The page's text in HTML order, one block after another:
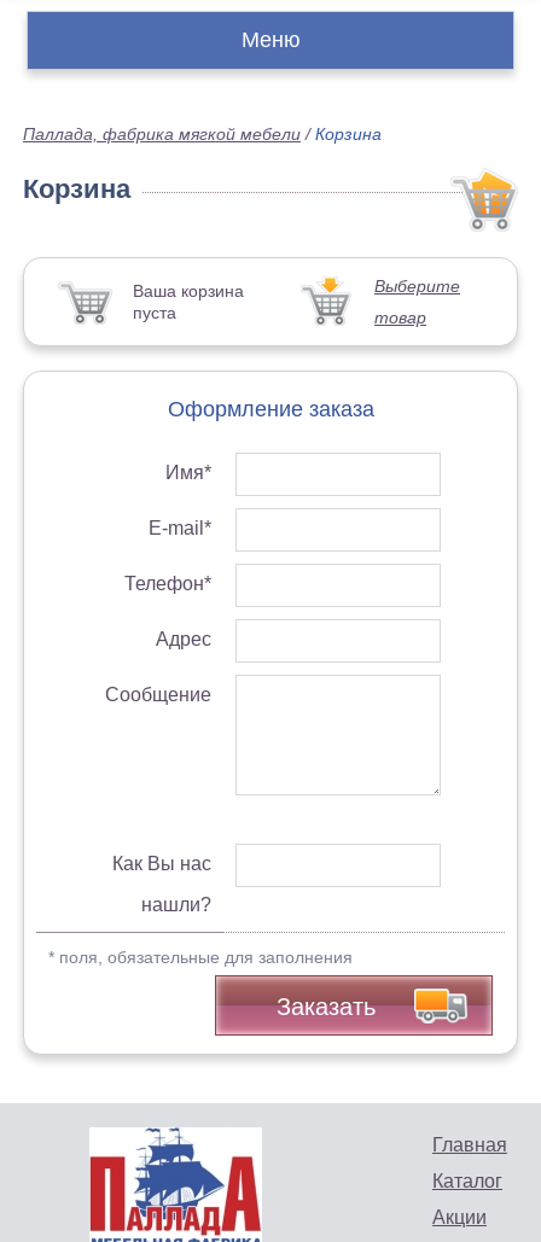
Меню
Паллада, фабрика мягкой мебели /Корзина
Корзина
Ваша корзина
пуста
Выберите
товар
Оформление заказа
Имя*
E-mail*
Телефон*
Адрес
Сообщение
Как Вы нас
нашли?
* поля, обязательные для заполнения
Заказать
Главная
Каталог
Акции